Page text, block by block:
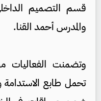
قسم التصميم
والمدرس أحمد القنا.
وتضمنت الفعاليات
تحمل طابع الاستدامة